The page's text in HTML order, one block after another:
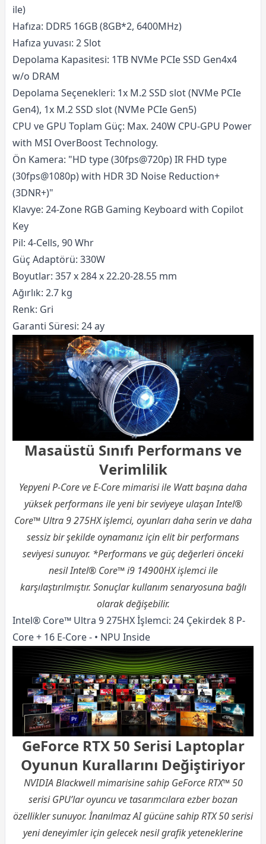
ile)
Hafıza: DDR5 16GB (8GB*2, 6400MHz)
Hafıza yuvası: 2 Slot
Depolama Kapasitesi: 1TB NVMe PCIe SSD Gen4x4
w/o DRAM
Depolama Seçenekleri: 1x M.2 SSD slot (NVMe PCIe
Gen4), 1x M.2 SSD slot (NVMe PCIe Gen5)
CPU ve GPU Toplam Güç: Max. 240W CPU-GPU Power
with MSI OverBoost Technology.
Ön Kamera: "HD type (30fps@720p) IR FHD type
(30fps@1080p) with HDR 3D Noise Reduction+
(3DNR+)"
Klavye: 24-Zone RGB Gaming Keyboard with Copilot
Key
Pil: 4-Cells, 90 Whr
Güç Adaptörü: 330W
Boyutlar: 357 x 284 x 22.20-28.55 mm
Ağırlık: 2.7 kg
Renk: Gri
Garanti Süresi: 24 ay
Masaüstü Sınıfı Performans ve
Verimlilik
Yepyeni P-Core ve E-Core mimarisi ile Watt başına daha
yüksek performans ile yeni bir seviyeye ulaşan Intel®
Core™ Ultra 9 275HX işlemci, oyunları daha serin ve daha
sessiz bir şekilde oynamanız için elit bir performans
seviyesi sunuyor. *Performans ve güç değerleri önceki
nesil Intel® Core™ i9 14900HX işlemci ile
karşılaştırılmıştır. Sonuçlar kullanım senaryosuna bağlı
olarak değişebilir.
Intel® Core™ Ultra 9 275HX İşlemci: 24 Çekirdek 8 P-
Core + 16 E-Core - • NPU Inside
GeForce RTX 50 Serisi Laptoplar
Oyunun Kurallarını Değiştiriyor
NVIDIA Blackwell mimarisine sahip GeForce RTX™ 50
serisi GPU’lar oyuncu ve tasarımcılara ezber bozan
özellikler sunuyor. İnanılmaz AI gücüne sahip RTX 50 serisi
yeni deneyimler için gelecek nesil grafik yeteneklerine